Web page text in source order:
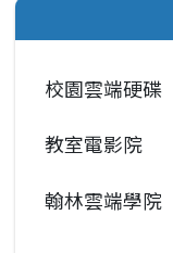
校園雲端硬碟
教室電影院
翰林雲端學院